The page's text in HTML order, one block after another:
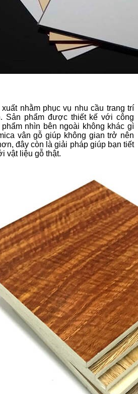
nhằm phục vụ nhu cầu trang trí
Sản phẩm được thiết kế với công
nhìn bên ngoài không khác gì
vân gỗ giúp không gian trở nên
đây còn là giải pháp giúp bạn tiết
vật liệu gỗ thật.